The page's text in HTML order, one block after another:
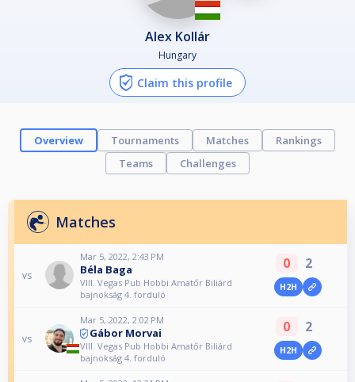
Alex Kollár
Hungary
Claim this profile
Overview Tournaments Matches
Rankings
Teams
Challenges
Matches
vs
Mar 5, 2022, 2:43 PM
Béla Baga
VIII. Vegas Pub Hobbi Amatőr Biliárd
bajnokság 4. forduló
0 2
H2H
vs
Mar 5, 2022, 2:02 PM
Gábor Morvai
VIII. Vegas Pub Hobbi Amatőr Biliárd
bajnokság 4. forduló
0 2
H2H